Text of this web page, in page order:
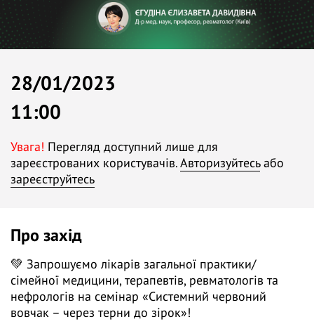
28/01/2023
11:00
Увага! Перегляд доступний лише для
зареєстрованих користувачів.Авторизуйтесьабо
зареєструйтесь
Про захід
💚 Запрошуємо лікарів загальної практики/
сімейної медицини, терапевтів, ревматологів та
нефрологів на семінар «Системний червоний
вовчак – через терни до зірок»!